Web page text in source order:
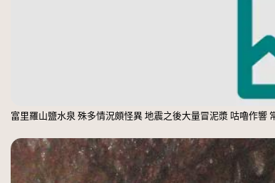
富里羅山鹽水泉 殊多情況頗怪異 地震之後大量冒泥漿 咕嚕作響